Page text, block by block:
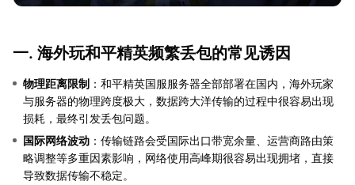
一. 海外玩和平精英频繁丢包的常见诱因
物理距离限制 ：和平精英国服服务器全部部署在国内，海外玩家
与服务器的物理跨度极大，数据跨大洋传输的过程中很容易出现
损耗，最终引发丢包问题。
国际网络波动 ：传输链路会受国际出口带宽余量、运营商路由策
略调整等多重因素影响，网络使用高峰期很容易出现拥堵，直接
导致数据传输不稳定。